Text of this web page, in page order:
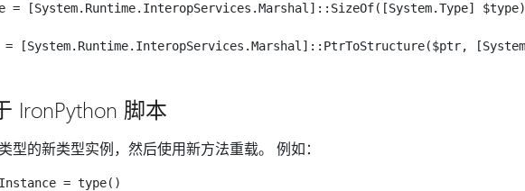
= [System.Runtime.InteropServices.Marshal]::SizeOf([System.Type] $type)
IronPython 脚本
型的新类型实例，然后使用新方法重载。 例如：
= type()